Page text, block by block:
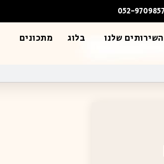
השירותים שלנו בלוג מתכונים